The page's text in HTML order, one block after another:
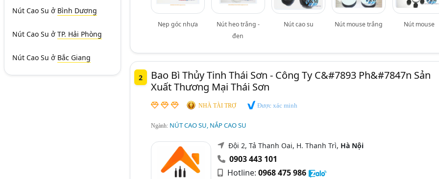
Nút Cao Su ở Bình Dương
Nút Cao Su ở TP. Hải Phòng
Nút Cao Su ở Bắc Giang
Nẹp góc nhựa
Nút heo trắng -
đen
Nút cao su Nút mouse trắng Nút mouse
2
Bao Bì Thủy Tinh Thái Sơn - Công Ty C&#7893 Ph&#7847n Sản
Xuất Thương Mại Thái Sơn
NHÀ TÀI TRỢ Được xác minh
Ngành: NÚT CAO SU, NẮP CAO SU
Đội 2, Tả Thanh Oai, H. Thanh Trì, Hà Nội
0903 443 101
Hotline: 0968 475 986